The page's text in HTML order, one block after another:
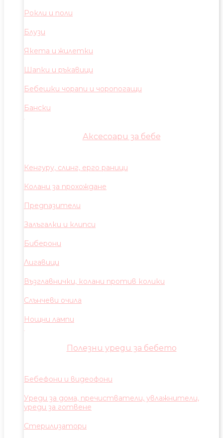
Рокли и поли
Блузи
Якета и жилетки
Шапки и ръкавици
Бебешки чорапи и чоропогащи
Бански
Аксесоари за бебе
Кенгуру, слинг, ерго раници
Колани за прохождане
Предпазители
Залъгалки и клипси
Биберони
Лигавици
Възглавнички, колани против колики
Слънчеви очила
Нощни лампи
Полезни уреди за бебето
Бебефони и видеофони
Уреди за дома, пречистватели, увлажнители,
уреди за готвене
Стерилизатори